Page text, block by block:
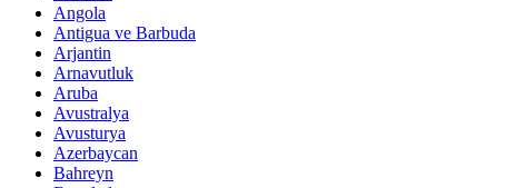
Angola
Antigua ve Barbuda
Arjantin
Arnavutluk
Aruba
Avustralya
Avusturya
Azerbaycan
Bahreyn